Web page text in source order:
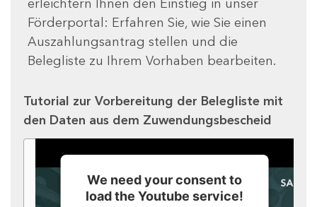
erleichtern Ihnen den Einstieg in unser
Förderportal: Erfahren Sie, wie Sie einen
Auszahlungsantrag stellen und die
Belegliste zu Ihrem Vorhaben bearbeiten.
Tutorial zur Vorbereitung der Belegliste mit
den Daten aus dem Zuwendungsbescheid
We need your consent to
load the Youtube service!